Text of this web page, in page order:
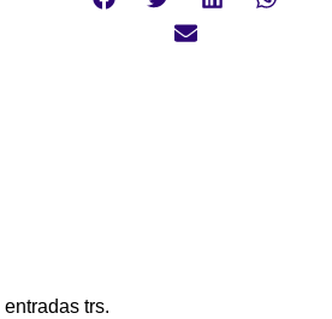
trs.